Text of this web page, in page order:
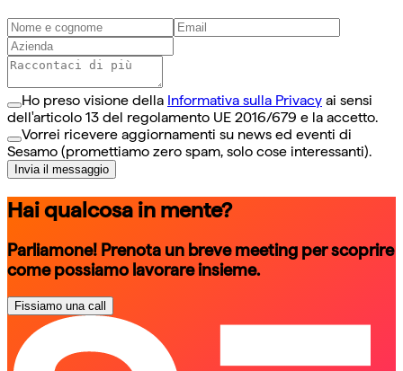
Ho preso visione della Informativa sulla Privacy ai sensi
dell'articolo 13 del regolamento UE 2016/679 e la accetto.
Vorrei ricevere aggiornamenti su news ed eventi di
Sesamo (promettiamo zero spam, solo cose interessanti).
Invia il messaggio
Hai qualcosa in mente?
Parliamone! Prenota un breve meeting per scoprire
come possiamo lavorare insieme.
Fissiamo una call
schedule a call
schedule a call